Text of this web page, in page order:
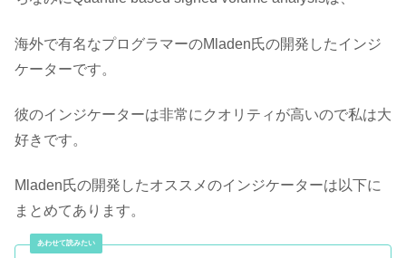
海外で有名なプログラマーのMladen氏の開発したインジ
ケーターです。
彼のインジケーターは非常にクオリティが高いので私は大
好きです。
Mladen氏の開発したオススメのインジケーターは以下に
まとめてあります。